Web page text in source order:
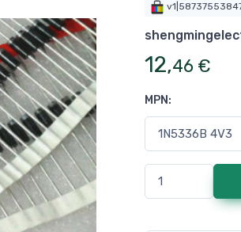
12,46 €
MPN :